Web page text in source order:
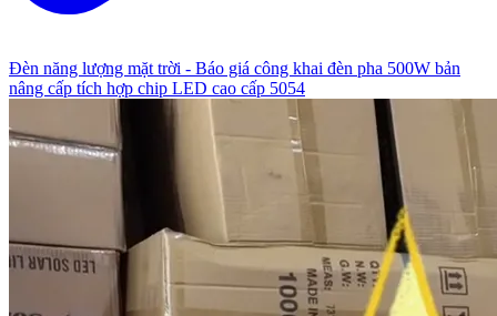
Đèn năng lượng mặt trời - Báo giá công khai đèn pha 500W bản
nâng cấp tích hợp chip LED cao cấp 5054